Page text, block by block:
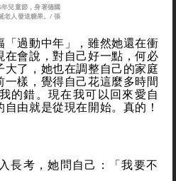
兒童節，身著德國
老人發送糖果。/ 張
過動中年」，雖然她還在衝
會說，對自己好一點，何必
了，她也在調整自己的家庭
樣，覺得自己花這麼多時間
的錯。現在我可以回來愛自
由就是從現在開始。真的！
長考，她問自己：「我要不